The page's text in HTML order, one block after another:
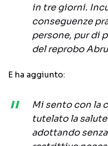
in tre giorni.
conseguenze
persone, pur di
del reprobo
E ha aggiunto:
Mi sento con la
tutelato la
adottando